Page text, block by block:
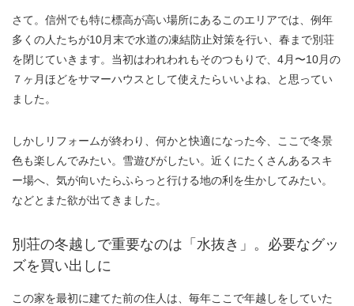
さて。信州でも特に標高が高い場所にあるこのエリアでは、例年
多くの人たちが10月末で水道の凍結防止対策を行い、春まで別荘
を閉じていきます。当初はわれわれもそのつもりで、4月〜10月の
７ヶ月ほどをサマーハウスとして使えたらいいよね、と思ってい
ました。
しかしリフォームが終わり、何かと快適になった今、ここで冬景
色も楽しんでみたい。雪遊びがしたい。近くにたくさんあるスキ
ー場へ、気が向いたらふらっと行ける地の利を生かしてみたい。
などとまた欲が出てきました。
別荘の冬越しで重要なのは「水抜き」。必要なグッ
ズを買い出しに
この家を最初に建てた前の住人は、毎年ここで年越しをしていた